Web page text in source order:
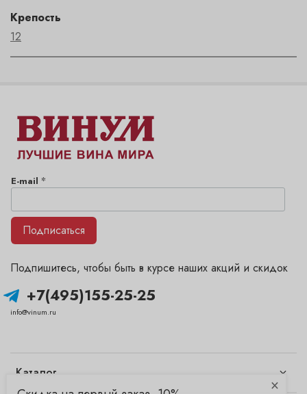
Крепость
12
Каталог
+7(495)155-25-25
info@vinum.ru
Подпишитесь, чтобы быть в курсе наших акций и скидок
E-mail *
Подписаться
×